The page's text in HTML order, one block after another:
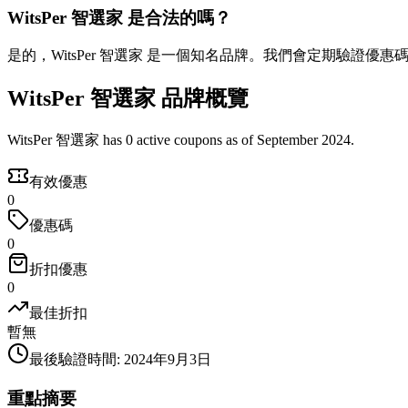
WitsPer 智選家 是合法的嗎？
是的，WitsPer 智選家 是一個知名品牌。我們會定期驗證優惠
WitsPer 智選家 品牌概覽
WitsPer 智選家 has 0 active coupons as of September 2024.
有效優惠
0
優惠碼
0
折扣優惠
0
最佳折扣
暫無
最後驗證時間: 2024年9月3日
重點摘要